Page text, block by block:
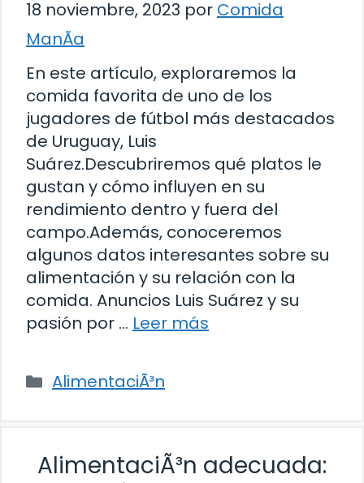
18 noviembre, 2023 por Comida
ManÃ­a
En este artículo, exploraremos la
comida favorita de uno de los
jugadores de fútbol más destacados
de Uruguay, Luis
Suárez.Descubriremos qué platos le
gustan y cómo influyen en su
rendimiento dentro y fuera del
campo.Además, conoceremos
algunos datos interesantes sobre su
alimentación y su relación con la
comida. Anuncios Luis Suárez y su
pasión por … Leer más
Categorías
AlimentaciÃ³n
AlimentaciÃ³n adecuada: